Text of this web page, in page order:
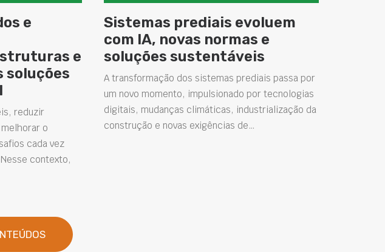
e
e
soluções
reduzir
o
cada vez
contexto,
Sistemas prediais evoluem
com IA, novas normas e
soluções sustentáveis
A transformação dos sistemas prediais passa por
um novo momento, impulsionado por tecnologias
digitais, mudanças climáticas, industrialização da
construção e novas exigências de…